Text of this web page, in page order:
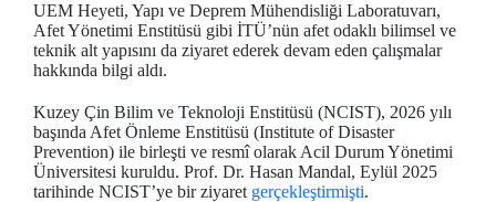
UEM Heyeti, Yapı ve Deprem Mühendisliği Laboratuvarı,
Afet Yönetimi Enstitüsü gibi İTÜ’nün afet odaklı bilimsel ve
teknik alt yapısını da ziyaret ederek devam eden çalışmalar
hakkında bilgi aldı.
Kuzey Çin Bilim ve Teknoloji Enstitüsü (NCIST), 2026 yılı
başında Afet Önleme Enstitüsü (Institute of Disaster
Prevention) ile birleşti ve resmî olarak Acil Durum Yönetimi
Üniversitesi kuruldu. Prof. Dr. Hasan Mandal, Eylül 2025
tarihinde NCIST’ye bir ziyaret gerçekleştirmişti.